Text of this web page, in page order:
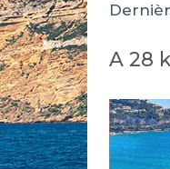
A 28